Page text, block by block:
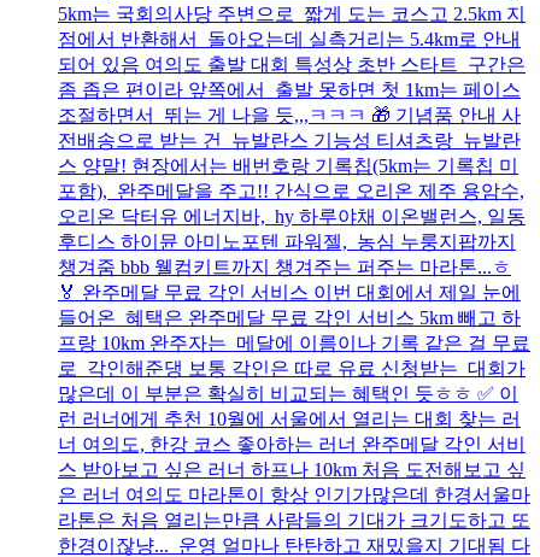
5km는 국회의사당 주변으로 짧게 도는 코스고 2.5km 지
점에서 반환해서 돌아오는데 실측거리는 5.4km로 안내
되어 있음 여의도 출발 대회 특성상 초반 스타트 구간은
좀 좁은 편이라 앞쪽에서 출발 못하면 첫 1km는 페이스
조절하면서 뛰는 게 나을 듯,,,ㅋㅋㅋ 🎁 기념품 안내 사
전배송으로 받는 건 뉴발란스 기능성 티셔츠랑 뉴발란
스 양말! 현장에서는 배번호랑 기록칩(5km는 기록칩 미
포함), 완주메달을 주고!! 간식으로 오리온 제주 용암수,
오리온 닥터유 에너지바, hy 하루야채 이온밸런스, 일동
후디스 하이뮨 아미노포텐 파워젤, 농심 누룽지팝까지
챙겨줌 bbb 웰컴키트까지 챙겨주는 퍼주는 마라톤...ㅎ
🏅 완주메달 무료 각인 서비스 이번 대회에서 제일 눈에
들어온 혜택은 완주메달 무료 각인 서비스 5km 빼고 하
프랑 10km 완주자는 메달에 이름이나 기록 같은 걸 무료
로 각인해준댕 보통 각인은 따로 유료 신청받는 대회가
많은데 이 부분은 확실히 비교되는 혜택인 듯ㅎㅎ ✅ 이
런 러너에게 추천 10월에 서울에서 열리는 대회 찾는 러
너 여의도, 한강 코스 좋아하는 러너 완주메달 각인 서비
스 받아보고 싶은 러너 하프나 10km 처음 도전해보고 싶
은 러너 여의도 마라톤이 항상 인기가많은데 한경서울마
라톤은 처음 열리는만큼 사람들의 기대가 크기도하고 또
한경이잖냥... 운영 얼마나 탄탄하고 재밌을지 기대됨 다